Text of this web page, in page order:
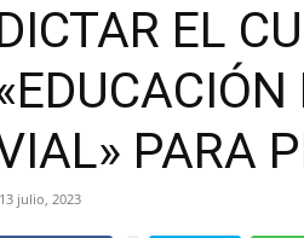
EL
PARA
13 julio, 2023